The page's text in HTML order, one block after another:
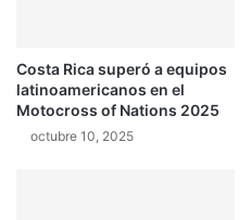
Costa Rica superó a equipos
latinoamericanos en el
Motocross of Nations 2025
octubre 10, 2025